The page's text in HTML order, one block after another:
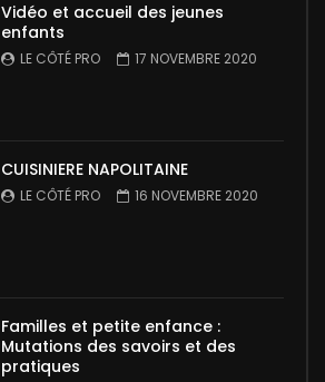
Vidéo et accueil des jeunes
enfants
LE CÔTÉ PRO 17 NOVEMBRE 2020
CUISINIERE NAPOLITAINE
LE CÔTÉ PRO 16 NOVEMBRE 2020
Familles et petite enfance :
Mutations des savoirs et des
pratiques